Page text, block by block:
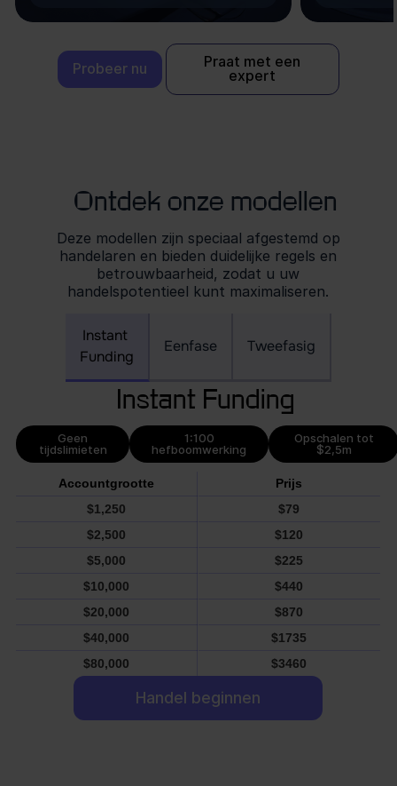
Probeer nu
Praat met een
expert
Ontdek onze modellen
Deze modellen zijn speciaal afgestemd op
handelaren en bieden duidelijke regels en
betrouwbaarheid, zodat u uw
handelspotentieel kunt maximaliseren.
Instant
Funding
Eenfase Tweefasig
Instant Funding
Geen
tijdslimieten
1:100
hefboomwerking
Opschalen tot
$2,5m
Accountgrootte
$1,250
$2,500
$5,000
$10,000
$20,000
$40,000
$80,000
Prijs
$79
$120
$225
$440
$870
$1735
$3460
Handel beginnen